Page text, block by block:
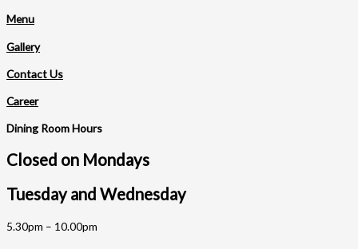
Menu
Gallery
Contact Us
Career
Dining Room Hours
Closed on Mondays
Tuesday and Wednesday
5.30pm – 10.00pm